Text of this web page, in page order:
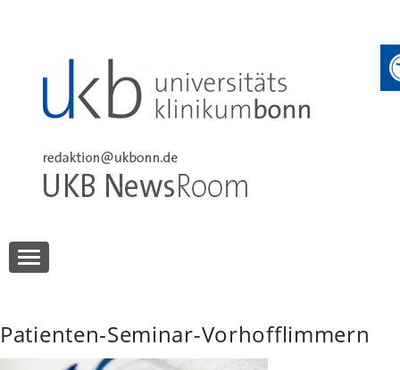
UKB NewsRoom
Patienten-Seminar-Vorhofflimmern